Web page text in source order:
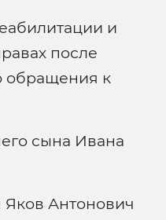
и
после
обращения к
сына Ивана
Яков Антонович